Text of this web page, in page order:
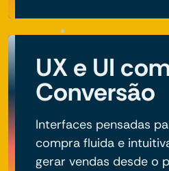
UX e UI
Conversão
Interfaces pensadas
compra fluida e
gerar vendas desde o